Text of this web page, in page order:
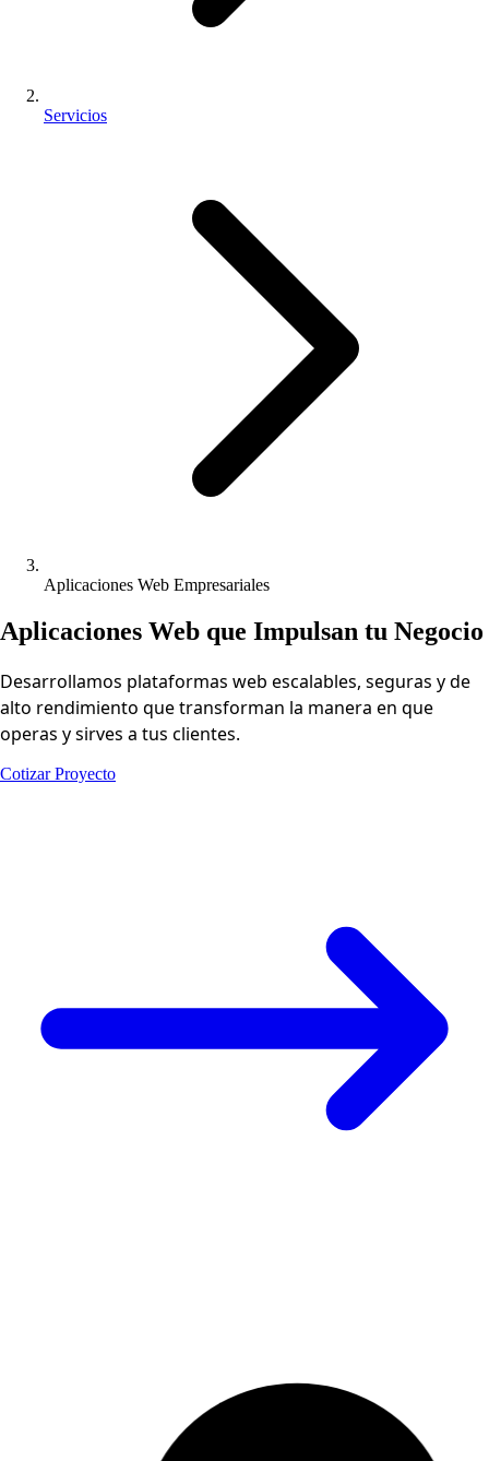
Servicios
Aplicaciones Web Empresariales
Aplicaciones Web que Impulsan tu Negocio
Desarrollamos plataformas web escalables, seguras y de
alto rendimiento que transforman la manera en que
operas y sirves a tus clientes.
Cotizar Proyecto